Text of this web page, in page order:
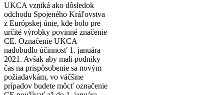
UKCA vzniká ako dôsledok
odchodu Spojeného Kráľovstva
z Európskej únie, kde bolo pre
určité výrobky povinné značenie
CE. Označenie UKCA
nadobudlo účinnosť 1. januára
2021. Avšak aby mali podniky
čas na prispôsobenie sa novým
požiadavkám, vo väčšine
prípadov budete môcť označenie